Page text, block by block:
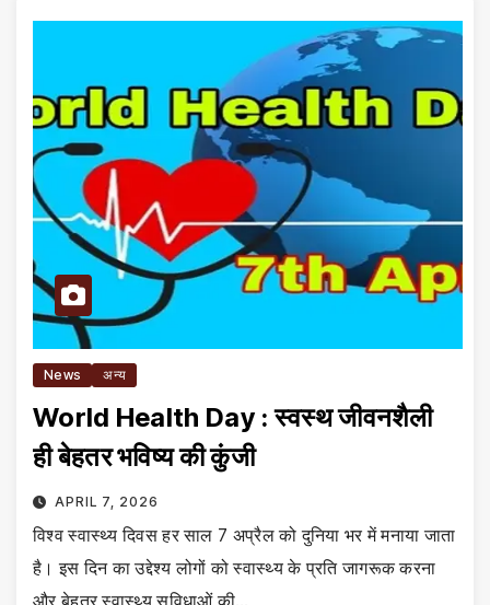
News अन्य
World Health Day : स्वस्थ जीवनशैली
ही बेहतर भविष्य की कुंजी
APRIL 7, 2026
विश्व स्वास्थ्य दिवस हर साल 7 अप्रैल को दुनिया भर में मनाया जाता
है। इस दिन का उद्देश्य लोगों को स्वास्थ्य के प्रति जागरूक करना
और बेहतर स्वास्थ्य सुविधाओं की…